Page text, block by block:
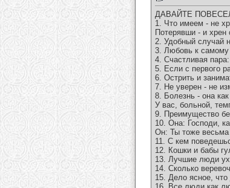
ДАВАЙТЕ
1. Что имеем - не
Потерявши - и
2. Удобный случай
3. Любовь к
4. Счастливая
5. Если с первого
6. Острить и
7. Не уверен - не
8. Болезнь - она
У вас, больной,
9. Преимущество
10. Она: Господи,
Он: Ты тоже весьма
11. С кем
12. Кошки и бабы
13. Лучшие люди
14. Сколько
15. Дело ясное,